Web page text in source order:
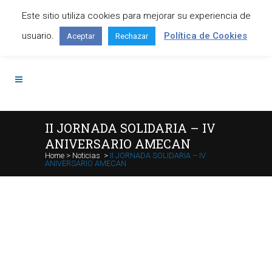
Contáctanos: +34 645 295 966
II JORNADA SOLIDARIA – IV
ANIVERSARIO AMECAN
Home > Noticias > II JORNADA SOLIDARIA – IV
ANIVERSARIO AMECAN
Este sitio utiliza cookies para mejorar su experiencia de
usuario.
Aceptar Rechazar Política de Cookies